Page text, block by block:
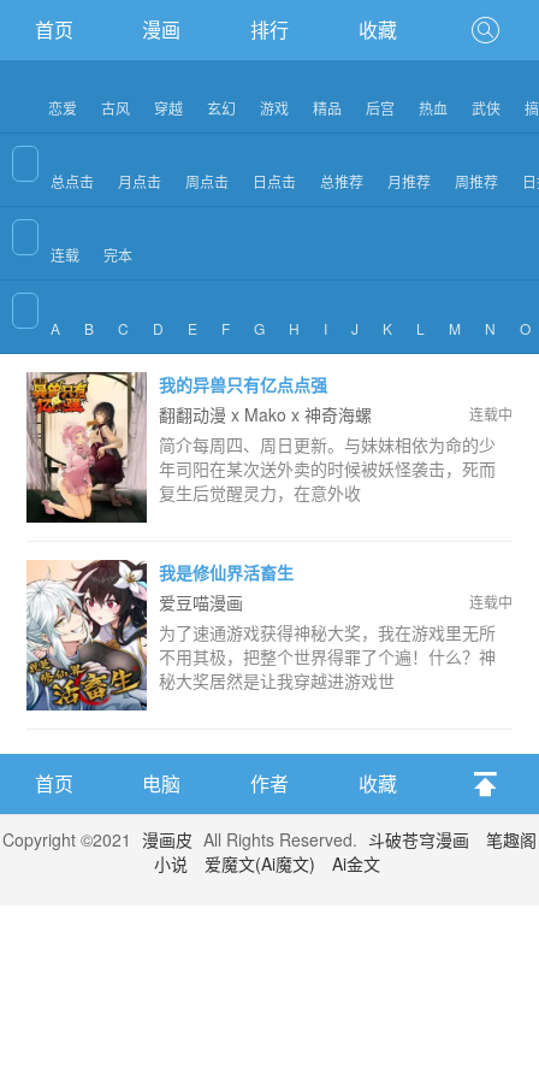
首页 漫画 排行 收藏
恋爱 古风 穿越 玄幻 游戏 精品 后宫 热血 武侠
总点击 月点击 周点击 日点击 总推荐 月推荐 周推荐
连载 完本
A B C D E F G H I J K L M N O
我的异兽只有亿点点强
翻翻动漫 x Mako x 神奇海螺
连载中
简介每周四、周日更新。与妹妹相依为命的少
年司阳在某次送外卖的时候被妖怪袭击，死而
复生后觉醒灵力，在意外收
我是修仙界活畜生
爱豆喵漫画
连载中
为了速通游戏获得神秘大奖，我在游戏里无所
不用其极，把整个世界得罪了个遍！什么？神
秘大奖居然是让我穿越进游戏世
首页 电脑 作者 收藏
Copyright ©2021 漫画皮 All Rights Reserved. 斗破苍穹漫画
笔趣阁
小说
爱魔文(Ai魔文) Ai金文